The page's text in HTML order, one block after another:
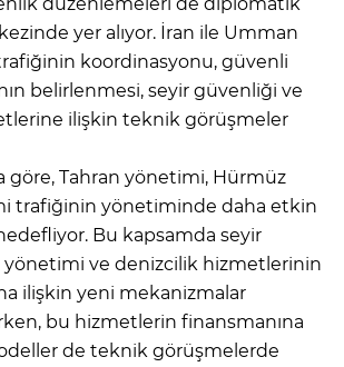
yer alıyor. İran ile Umman
koordinasyonu, güvenli
belirlenmesi, seyir güvenliği ve
ilişkin teknik görüşmeler
göre, Tahran yönetimi, Hürmüz
trafiğinin yönetiminde daha etkin
Bu kapsamda seyir
ve denizcilik hizmetlerinin
ilişkin yeni mekanizmalar
bu hizmetlerin finansmanına
de teknik görüşmelerde